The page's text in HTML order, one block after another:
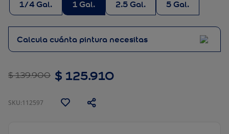
2.5 Gal. 5 Gal.
1/4 Gal. 1 Gal.
Calcula cuánta pintura necesitas
$ 139.900 $ 125.910
:112597